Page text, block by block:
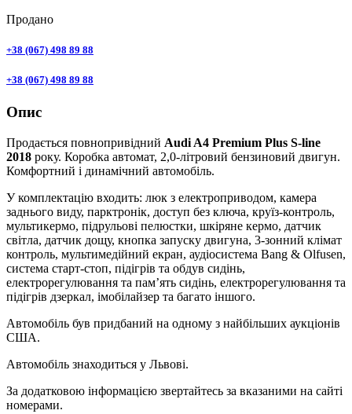
Продано
+38 (067) 498 89 88
+38 (067) 498 89 88
Опис
Продається повнопривідний Audi A4 Premium Plus S-line
2018 року. Коробка автомат, 2,0-літровий бензиновий двигун.
Комфортний і динамічний автомобіль.
У комплектацію входить: люк з електроприводом, камера
заднього виду, парктронік, доступ без ключа, круїз-контроль,
мультикермо, підрульові пелюстки, шкіряне кермо, датчик
світла, датчик дощу, кнопка запуску двигуна, 3-зонний клімат
контроль, мультимедійний екран, аудіосистема Bang & Olfusen,
система старт-стоп, підігрів та обдув сидінь,
електрорегулювання та пам’ять сидінь, електрорегулювання та
підігрів дзеркал, імобілайзер та багато іншого.
Автомобіль був придбаний на одному з найбільших аукціонів
США.
Автомобіль знаходиться у Львові.
За додатковою інформацією звертайтесь за вказаними на сайті
номерами.